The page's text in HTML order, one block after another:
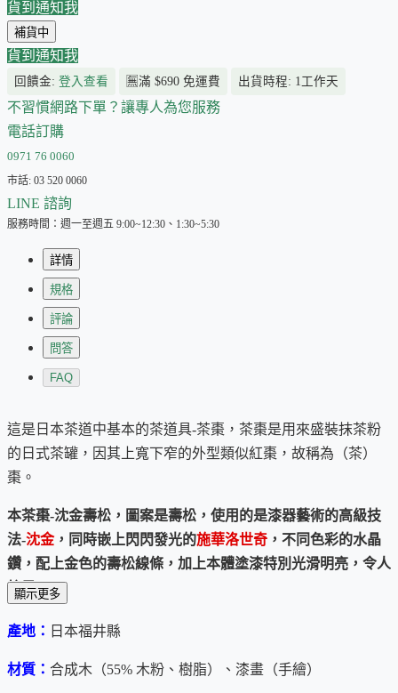
貨到通知我
補貨中
貨到通知我
回饋金: 登入查看 🈚滿 $690 免運費 出貨時程: 1工作天
不習慣網路下單？讓專人為您服務
電話訂購
0971 76 0060
市話: 03 520 0060
LINE 諮詢
服務時間：週一至週五 9:00~12:30、1:30~5:30
詳情
規格
評論
問答
FAQ
這是日本茶道中基本的茶道具-茶棗，茶棗是用來盛裝抹茶粉
的日式茶罐，因其上寬下窄的外型類似紅棗，故稱為（茶）
棗。
本茶棗-沈金壽松，圖案是壽松，使用的是漆器藝術的高級技
法-沈金，同時嵌上閃閃發光的施華洛世奇 ，不同色彩的水晶
鑽，配上金色的壽松線條，加上本體塗漆特別光滑明亮，令人
炫目。
茶棗傳統上是木製漆器，但近年則引進合成樹脂取代木頭，有
是介於兩者之間的合成木（55%木粉加樹脂）。
顯示更多
產地： 日本福井縣
材質： 合成木（55% 木粉、樹脂）、漆畫（手繪）